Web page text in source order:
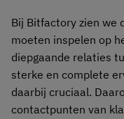
Bij Bitfactory zien we
moeten inspelen op
diepgaande relaties
sterke en complete
daarbij cruciaal.
contactpunten van